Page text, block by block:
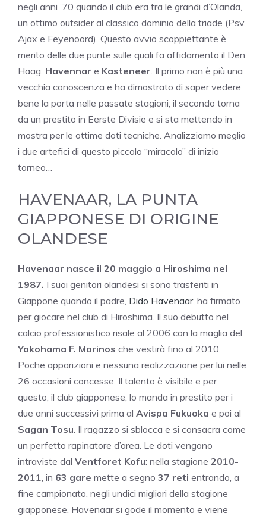
negli anni ’70 quando il club era tra le grandi d’Olanda,
un ottimo outsider al classico dominio della triade (Psv,
Ajax e Feyenoord). Questo avvio scoppiettante è
merito delle due punte sulle quali fa affidamento il Den
Haag: Havennar e Kasteneer. Il primo non è più una
vecchia conoscenza e ha dimostrato di saper vedere
bene la porta nelle passate stagioni; il secondo torna
da un prestito in Eerste Divisie e si sta mettendo in
mostra per le ottime doti tecniche. Analizziamo meglio
i due artefici di questo piccolo “miracolo” di inizio
torneo…
HAVENAAR, LA PUNTA
GIAPPONESE DI ORIGINE
OLANDESE
Havenaar nasce il 20 maggio a Hiroshima nel
1987. I suoi genitori olandesi si sono trasferiti in
Giappone quando il padre, Dido Havenaar, ha firmato
per giocare nel club di Hiroshima. Il suo debutto nel
calcio professionistico risale al 2006 con la maglia del
Yokohama F. Marinos che vestirà fino al 2010.
Poche apparizioni e nessuna realizzazione per lui nelle
26 occasioni concesse. Il talento è visibile e per
questo, il club giapponese, lo manda in prestito per i
due anni successivi prima al Avispa Fukuoka e poi al
Sagan Tosu. Il ragazzo si sblocca e si consacra come
un perfetto rapinatore d’area. Le doti vengono
intraviste dal Ventforet Kofu: nella stagione 2010-
2011, in 63 gare mette a segno 37 reti entrando, a
fine campionato, negli undici migliori della stagione
giapponese. Havenaar si gode il momento e viene